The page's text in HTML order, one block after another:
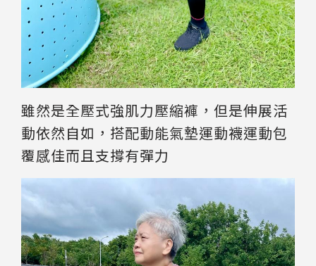
雖然是全壓式強肌力壓縮褲，但是伸展活
動依然自如，搭配動能氣墊運動襪運動包
覆感佳而且支撐有彈力